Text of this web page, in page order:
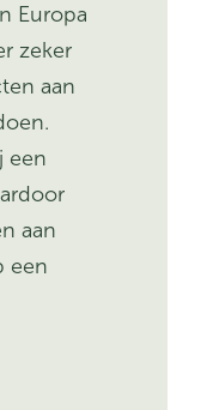
Europa
zeker
aan
een
aan
een